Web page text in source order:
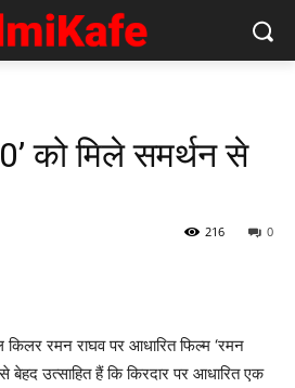
को मिले समर्थन से
0
216
रमन राघव पर आधारित फिल्म ‘रमन
से बेहद उत्साहित हैं कि किरदार पर आधारित एक